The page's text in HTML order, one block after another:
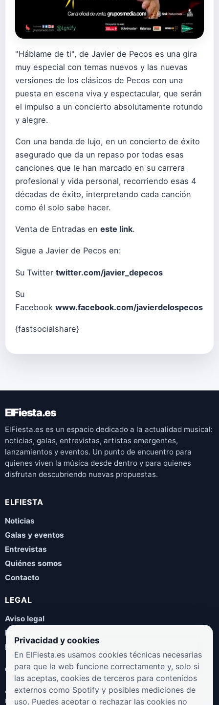
"Háblame de ti", de Javier de Pecos es una gira
muy especial con temas nuevos y las nuevas
versiones de los clásicos de Pecos con una
puesta en escena viva y espectacular, que serán
el impulso a un concierto absolutamente rotundo
y alegre.
Con una banda de lujo, en un concierto de éxito
asegurado que da un repaso por todas esas
canciones que le han marcado en su carrera
profesional y vida personal, recorriendo esas 4
décadas de éxito, interpretando cada canción
como él solo sabe hacer.
Venta de Entradas en este link.
Sigue a Javier de Pecos en:
Su Twitter twitter.com/javier_depecos
Su
Facebook www.facebook.com/javierdelospecos
{fastsocialshare}
ElFiesta.es
ElFiesta.es es un espacio dedicado a la actualidad musical:
noticias, galas, entrevistas, artistas emergentes,
lanzamientos y eventos. Un punto de encuentro para
quienes viven la música desde dentro y para quienes
disfrutan descubriendo nuevas propuestas.
ELFIESTA
Noticias
Galas y eventos
Entrevistas
Quiénes somos
Contacto
LEGAL
Aviso legal
Política de privacidad
Política de cookies
COLABORA
¿Eres artista, manager, sello o promotor? Envíanos tus
novedades, galas, entrevistas o propuestas musicales.
Privacidad y cookies
En ElFiesta.es usamos cookies técnicas necesarias
para que la web funcione correctamente y, solo si
las aceptas, cookies de terceros para contenidos
externos como Spotify y posibles mediciones de
uso. Puedes aceptar o rechazar las cookies no